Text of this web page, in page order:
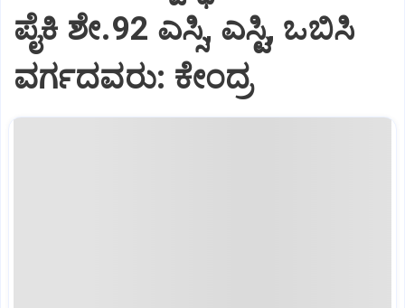
ಪೈಕಿ ಶೇ.92 ಎಸ್ಸಿ, ಎಸ್ಟಿ, ಒಬಿಸಿ
ವರ್ಗದವರು: ಕೇಂದ್ರ